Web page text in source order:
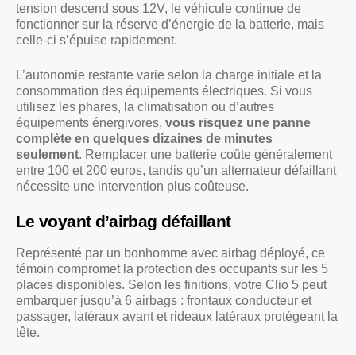
tension descend sous 12V, le véhicule continue de
fonctionner sur la réserve d’énergie de la batterie, mais
celle-ci s’épuise rapidement.
L’autonomie restante varie selon la charge initiale et la
consommation des équipements électriques. Si vous
utilisez les phares, la climatisation ou d’autres
équipements énergivores, vous risquez une panne
complète en quelques dizaines de minutes
seulement. Remplacer une batterie coûte généralement
entre 100 et 200 euros, tandis qu’un alternateur défaillant
nécessite une intervention plus coûteuse.
Le voyant d’airbag défaillant
Représenté par un bonhomme avec airbag déployé, ce
témoin compromet la protection des occupants sur les 5
places disponibles. Selon les finitions, votre Clio 5 peut
embarquer jusqu’à 6 airbags : frontaux conducteur et
passager, latéraux avant et rideaux latéraux protégeant la
tête.